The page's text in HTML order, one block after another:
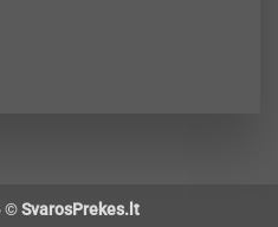
©SvarosPrekes.lt